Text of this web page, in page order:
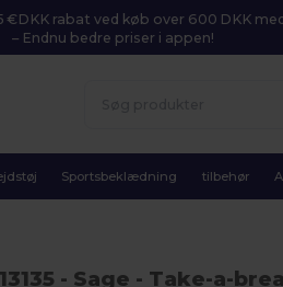
€DKK rabat ved køb over 600 DKK
– Endnu bedre priser i appen!
Sportsbeklædning tilbehør
- Sage - Take-a-